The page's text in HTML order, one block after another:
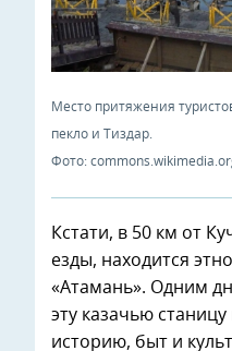
Место притяжения
пекло и Тиздар.
Фото:
Кстати, в 50 км от
езды, находится
«Атамань». Одним
эту казачью станицу
историю, быт и